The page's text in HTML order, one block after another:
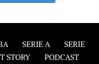
SERIE A
SERIE
STORY PODCAST